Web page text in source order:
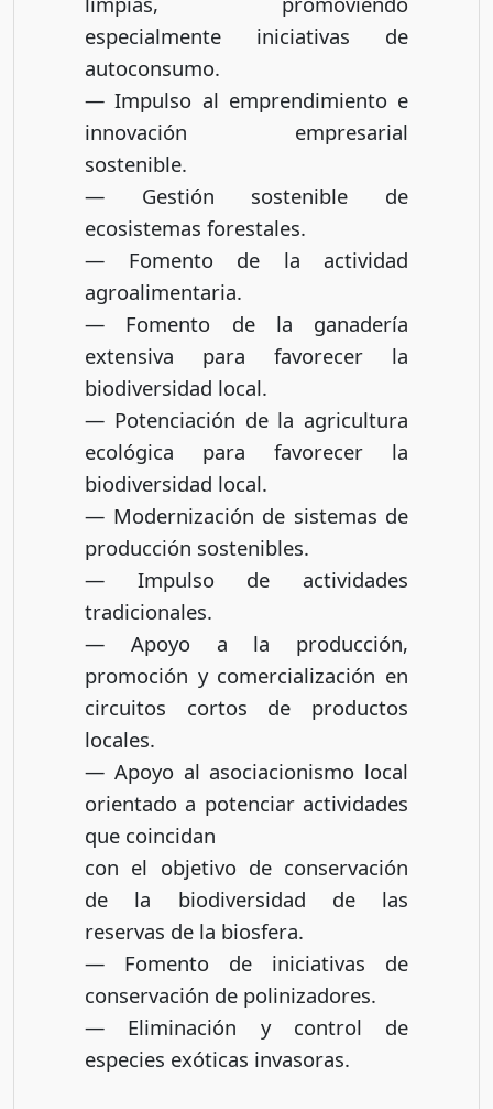
especialmente iniciativas de
autoconsumo.
— Impulso al emprendimiento e
innovación empresarial
sostenible.
— Gestión sostenible de
ecosistemas forestales.
— Fomento de la actividad
agroalimentaria.
— Fomento de la ganadería
extensiva para favorecer la
biodiversidad local.
— Potenciación de la agricultura
ecológica para favorecer la
biodiversidad local.
— Modernización de sistemas de
producción sostenibles.
— Impulso de actividades
tradicionales.
— Apoyo a la producción,
promoción y comercialización en
circuitos cortos de productos
locales.
— Apoyo al asociacionismo local
orientado a potenciar actividades
que coincidan
con el objetivo de conservación
de la biodiversidad de las
reservas de la biosfera.
— Fomento de iniciativas de
conservación de polinizadores.
— Eliminación y control de
especies exóticas invasoras.